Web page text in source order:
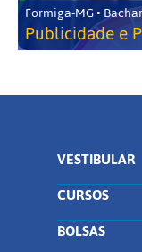
Formiga-MG •
Publicidade e
VESTIBULAR
CURSOS
BOLSAS